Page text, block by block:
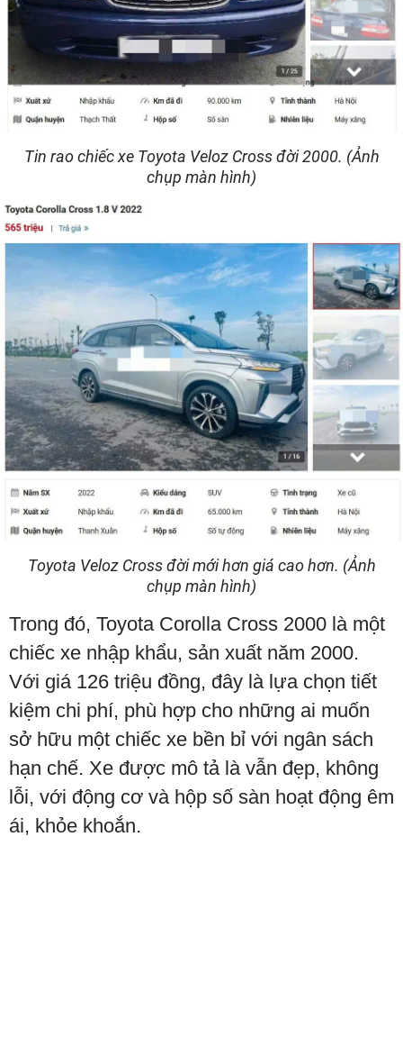
Tin rao chiếc xe Toyota Veloz Cross đời 2000. (Ảnh
chụp màn hình)
Toyota Veloz Cross đời mới hơn giá cao hơn. (Ảnh
chụp màn hình)
Trong đó, Toyota Corolla Cross 2000 là một
chiếc xe nhập khẩu, sản xuất năm 2000.
Với giá 126 triệu đồng, đây là lựa chọn tiết
kiệm chi phí, phù hợp cho những ai muốn
sở hữu một chiếc xe bền bỉ với ngân sách
hạn chế. Xe được mô tả là vẫn đẹp, không
lỗi, với động cơ và hộp số sàn hoạt động êm
ái, khỏe khoắn.